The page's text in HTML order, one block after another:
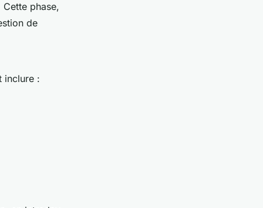
phase,
de
inclure :